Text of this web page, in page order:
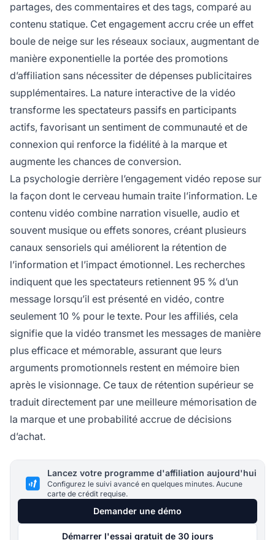
partages, des commentaires et des tags, comparé au
contenu statique. Cet engagement accru crée un effet
boule de neige sur les réseaux sociaux, augmentant de
manière exponentielle la portée des promotions
d’affiliation sans nécessiter de dépenses publicitaires
supplémentaires. La nature interactive de la vidéo
transforme les spectateurs passifs en participants
actifs, favorisant un sentiment de communauté et de
connexion qui renforce la fidélité à la marque et
augmente les chances de conversion.
La psychologie derrière l’engagement vidéo repose sur
la façon dont le cerveau humain traite l’information. Le
contenu vidéo combine narration visuelle, audio et
souvent musique ou effets sonores, créant plusieurs
canaux sensoriels qui améliorent la rétention de
l’information et l’impact émotionnel. Les recherches
indiquent que les spectateurs retiennent 95 % d’un
message lorsqu’il est présenté en vidéo, contre
seulement 10 % pour le texte. Pour les affiliés, cela
signifie que la vidéo transmet les messages de manière
plus efficace et mémorable, assurant que leurs
arguments promotionnels restent en mémoire bien
après le visionnage. Ce taux de rétention supérieur se
traduit directement par une meilleure mémorisation de
la marque et une probabilité accrue de décisions
d’achat.
Lancez votre programme d'affiliation aujourd'hui
Configurez le suivi avancé en quelques minutes. Aucune
carte de crédit requise.
Demander une démo
Démarrer l'essai gratuit de 30 jours